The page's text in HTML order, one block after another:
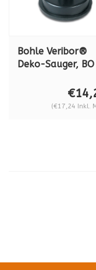
Bohle Veribor®
Deko-Sauger, BO
(€17,24 Inkl.